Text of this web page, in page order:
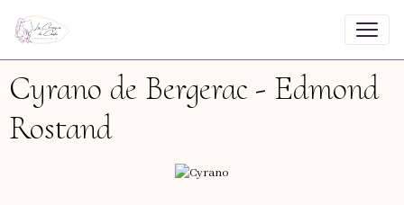
Cyrano de Bergerac - Edmond
Rostand